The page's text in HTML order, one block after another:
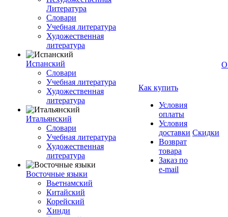
Литература
Словари
Учебная литература
Художественная
литература
Испанский
Словари
Учебная литература
Художественная
литература
Итальянский
Словари
Учебная литература
Художественная
литература
Восточные языки
Вьетнамский
Китайский
Корейский
Хинди
Как купить
Условия
оплаты
Условия
доставки
Возврат
товара
Заказ по
e-mail
Скидки
О